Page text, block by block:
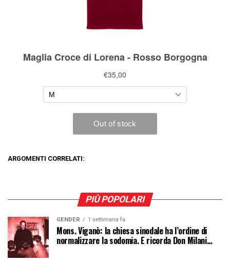
ARGOMENTI CORRELATI:
PIÙ POPOLARI
GENDER 1 settimana fa
Mons. Viganò: la chiesa sinodale ha l’ordine di
normalizzare la sodomia. E ricorda Don Milani…